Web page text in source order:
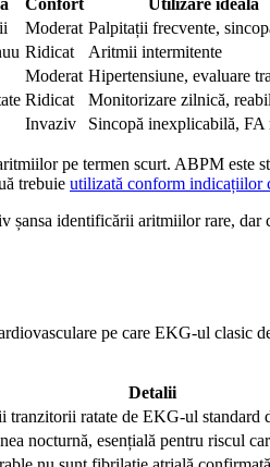
Confort
Utilizare ideală
Moderat Palpitații frecvente,
Ridicat
Aritmii intermitente
Moderat Hipertensiune, evaluare
Ridicat
Monitorizare zilnică,
Invaziv Sincopă inexplicabilă, FA
pe termen scurt. ABPM este
trebuie utilizată conform indicațiilor
identificării aritmiilor rare,
pe care EKG-ul clasic
Detalii
ratate de EKG-ul standard
nocturnă, esențială pentru riscul